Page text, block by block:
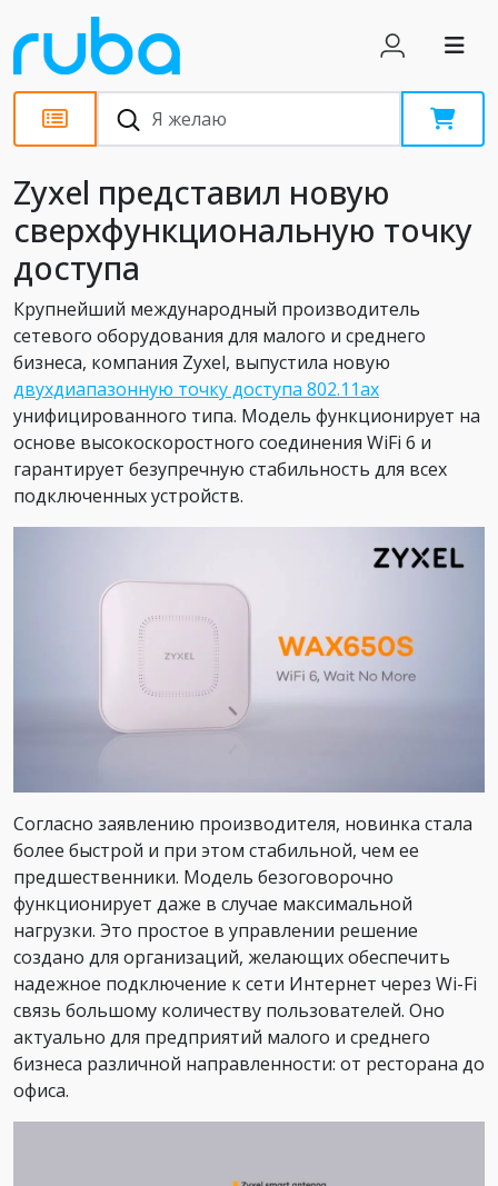
Новости
Zyxel представил новую
сверхфункциональную точку
доступа
Крупнейший международный производитель
сетевого оборудования для малого и среднего
бизнеса, компания Zyxel, выпустила новую
двухдиапазонную точку доступа 802.11ax
унифицированного типа. Модель функционирует на
основе высокоскоростного соединения WiFi 6 и
гарантирует безупречную стабильность для всех
подключенных устройств.
Согласно заявлению производителя, новинка стала
более быстрой и при этом стабильной, чем ее
предшественники. Модель безоговорочно
функционирует даже в случае максимальной
нагрузки. Это простое в управлении решение
создано для организаций, желающих обеспечить
надежное подключение к сети Интернет через Wi-Fi
связь большому количеству пользователей. Оно
актуально для предприятий малого и среднего
бизнеса различной направленности: от ресторана до
офиса.